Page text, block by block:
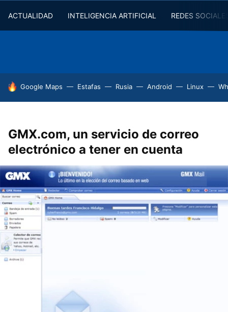
ACTUALIDAD INTELIGENCIA ARTIFICIAL REDES
HOY SE HABLA DE
Google Maps Estafas Rusia Android Linux
GMX.com, un servicio de correo
electrónico a tener en cuenta